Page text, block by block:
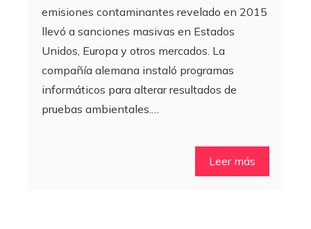
emisiones contaminantes revelado en 2015
llevó a sanciones masivas en Estados
Unidos, Europa y otros mercados. La
compañía alemana instaló programas
informáticos para alterar resultados de
pruebas ambientales.…
Leer más